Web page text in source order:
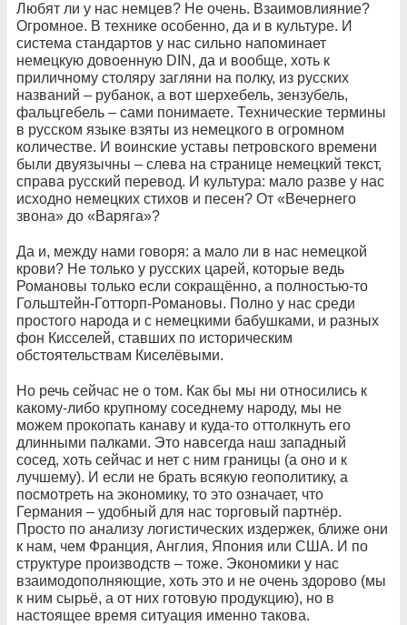
Любят ли у нас немцев? Не очень. Взаимовлияние?
Огромное. В технике особенно, да и в культуре. И
система стандартов у нас сильно напоминает
немецкую довоенную DIN, да и вообще, хоть к
приличному столяру загляни на полку, из русских
названий – рубанок, а вот шерхебель, зензубель,
фальцгебель – сами понимаете. Технические термины
в русском языке взяты из немецкого в огромном
количестве. И воинские уставы петровского времени
были двуязычны – слева на странице немецкий текст,
справа русский перевод. И культура: мало разве у нас
исходно немецких стихов и песен? От «Вечернего
звона» до «Варяга»?
Да и, между нами говоря: а мало ли в нас немецкой
крови? Не только у русских царей, которые ведь
Романовы только если сокращённо, а полностью-то
Гольштейн-Готторп-Романовы. Полно у нас среди
простого народа и с немецкими бабушками, и разных
фон Кисселей, ставших по историческим
обстоятельствам Киселёвыми.
Но речь сейчас не о том. Как бы мы ни относились к
какому-либо крупному соседнему народу, мы не
можем прокопать канаву и куда-то оттолкнуть его
длинными палками. Это навсегда наш западный
сосед, хоть сейчас и нет с ним границы (а оно и к
лучшему). И если не брать всякую геополитику, а
посмотреть на экономику, то это означает, что
Германия – удобный для нас торговый партнёр.
Просто по анализу логистических издержек, ближе они
к нам, чем Франция, Англия, Япония или США. И по
структуре производств – тоже. Экономики у нас
взаимодополняющие, хоть это и не очень здорово (мы
к ним сырьё, а от них готовую продукцию), но в
настоящее время ситуация именно такова.